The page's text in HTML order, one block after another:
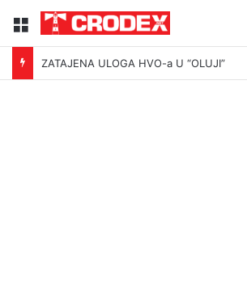
Menu
ZATAJENA ULOGA HVO-a U “OLUJI”